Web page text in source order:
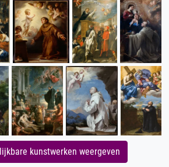
kunstwerken weergeven